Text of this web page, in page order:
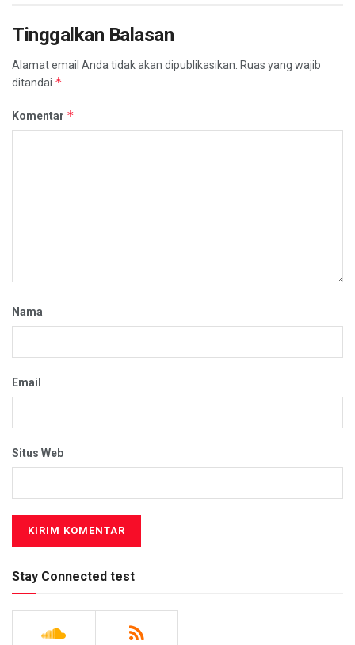
Tinggalkan Balasan
Alamat email Anda tidak akan dipublikasikan. Ruas yang wajib
ditandai *
Komentar *
Nama
Email
Situs Web
Stay Connected test